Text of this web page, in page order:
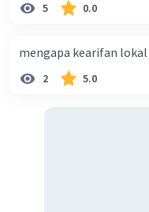
5 0.0
mengapa kearifan
2 5.0